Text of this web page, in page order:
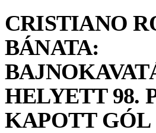
CRISTIANO
BÁNATA:
HELYETT 98.
KAPOTT GÓL